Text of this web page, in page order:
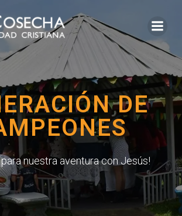
DE
nuestra aventura con Jesús!